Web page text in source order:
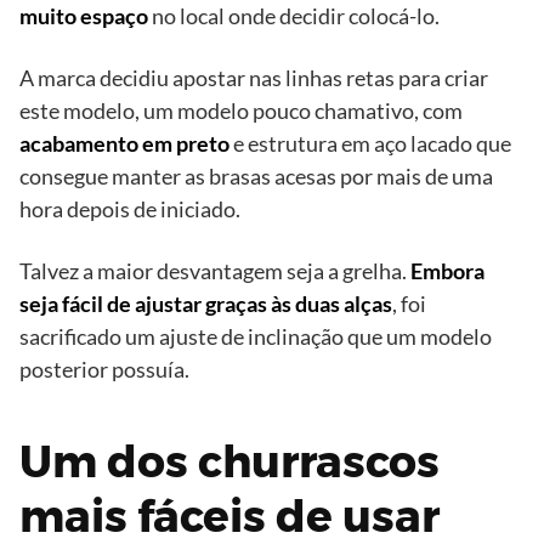
muito espaçono local onde decidir colocá-lo.
A marca decidiu apostar nas linhas retas para criar
este modelo, um modelo pouco chamativo, com
acabamento em pretoe estrutura em aço lacado que
consegue manter as brasas acesas por mais de uma
hora depois de iniciado.
Talvez a maior desvantagem seja a grelha. Embora
seja fácil de ajustar graças às duas alças, foi
sacrificado um ajuste de inclinação que um modelo
posterior possuía.
Um dos churrascos
mais fáceis de usar